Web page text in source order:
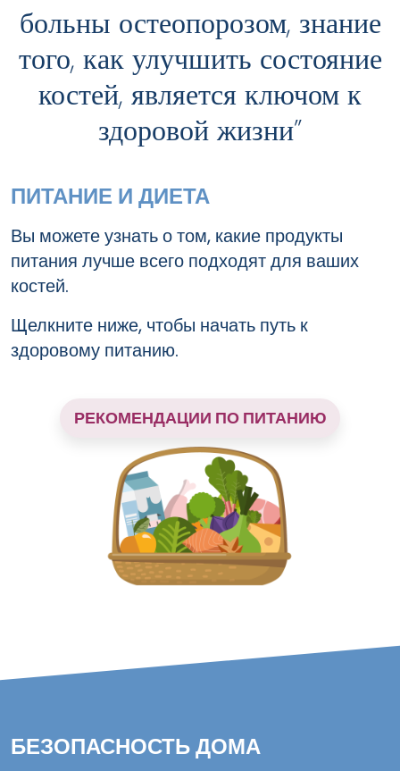
больны остеопорозом, знание
того, как улучшить состояние
костей, является ключом к
здоровой жизни”
ПИТАНИЕ И ДИЕТА
Вы можете узнать о том, какие продукты
питания лучше всего подходят для ваших
костей.
Щелкните ниже, чтобы начать путь к
здоровому питанию.
РЕКОМЕНДАЦИИ ПО ПИТАНИЮ
БЕЗОПАСНОСТЬ ДОМА